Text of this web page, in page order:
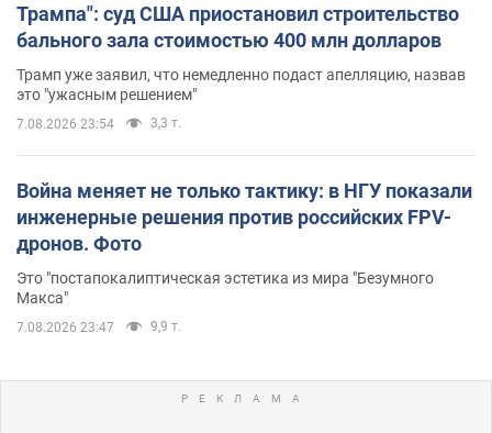
Трампа": суд США приостановил строительство
бального зала стоимостью 400 млн долларов
Трамп уже заявил, что немедленно подаст апелляцию, назвав
это "ужасным решением"
7.08.2026 23:54 3,3 т.
Война меняет не только тактику: в НГУ показали
инженерные решения против российских FPV-
дронов. Фото
Это "постапокалиптическая эстетика из мира "Безумного
Макса"
7.08.2026 23:47 9,9 т.